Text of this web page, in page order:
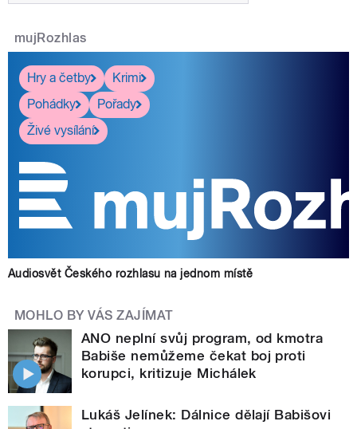
mujRozhlas
Hry a četby
Krimi
Pohádky
Pořady
Živé vysílání
Audiosvět Českého rozhlasu na jednom místě
MOHLO BY VÁS ZAJÍMAT
ANO neplní svůj program, od kmotra
Babiše nemůžeme čekat boj proti
korupci, kritizuje Michálek
Lukáš Jelínek: Dálnice dělají Babišovi